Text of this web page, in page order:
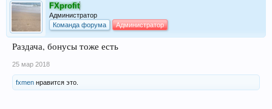
FXprofit
Администратор
Команда форума
Администратор
Раздача, бонусы тоже есть
25 мар 2018
fxmen нравится это.